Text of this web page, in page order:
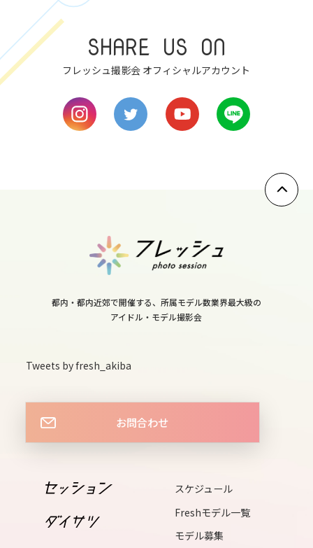
7
thu
sat
13
thu
15
16
SHARE US ON
フレッシュ撮影会 オフィシャルアカウント
都内・都内近郊で開催する、所属モデル数業界最大級の
アイドル・モデル撮影会
Tweets by fresh_akiba
お問合わせ
スケジュール
Freshモデル一覧
モデル募集